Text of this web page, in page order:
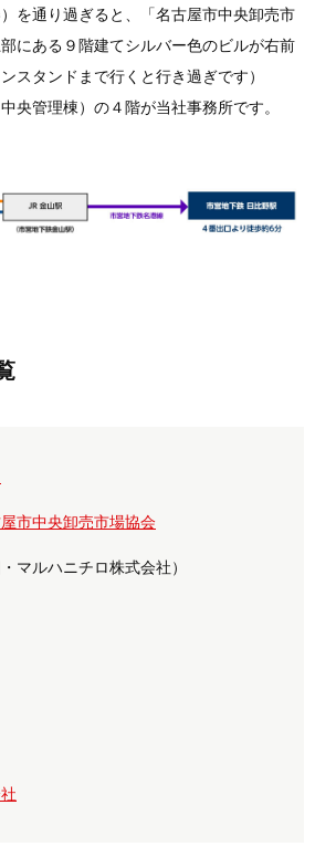
を通り過ぎると、「名古屋市中央卸売市
にある９階建てシルバー色のビルが右前
スタンドまで行くと行き過ぎです）
央管理棟）の４階が当社事務所です。
市中央卸売市場協会
・マルハニチロ株式会社）